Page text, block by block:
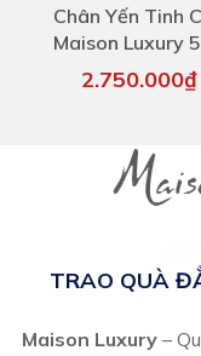
Chân Yến Tinh
Maison Luxury
2.750.000₫
TRAO QUÀ
Maison Luxury–